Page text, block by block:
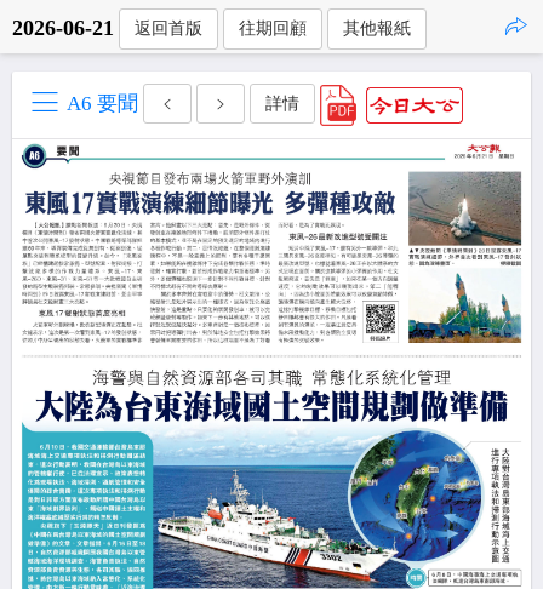
2026-06-21 返回首版 往期回顧 其他報紙
A6 要聞 詳情